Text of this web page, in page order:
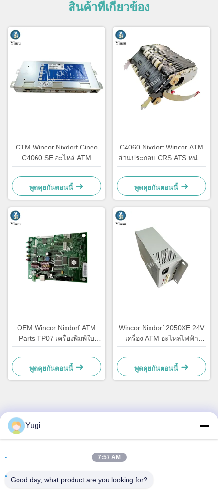
สินค้าที่เกี่ยวข้อง
CTM Wincor Nixdorf Cineo
C4060 SE อะไหล่ ATM
อิเล็กทรอนิกส์พิเศษ
1750147868
พูดคุยกันตอนนี้
C4060 Nixdorf Wincor ATM
ส่วนประกอบ CRS ATS หน่วย
กลาง AU Module
1750134478
พูดคุยกันตอนนี้
OEM Wincor Nixdorf ATM
Parts TP07 เครื่องพิมพ์ใบ
เสร็จสินค้า
พูดคุยกันตอนนี้
Wincor Nixdorf 2050XE 24V
เครื่อง ATM อะไหล่ไฟฟ้า
01750069162 1750069162
พูดคุยกันตอนนี้
ติดต่อด่วน
ห้อง 502 อาคาร 5 สวนอสังหาริมทรัพย์ Qide เลข 2-1 ถนน
Beijiao, โฟชาน, กวางดง, จีน
Yugi
7:57 AM
Good day, what product are you looking for?